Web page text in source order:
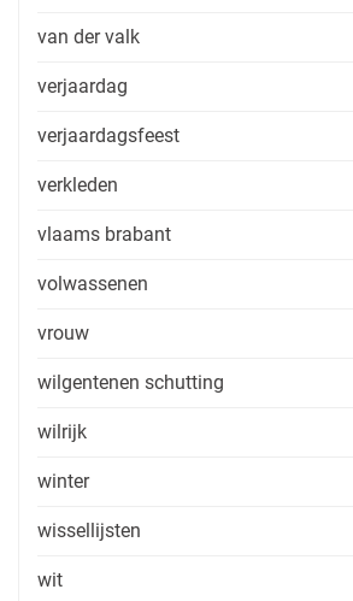
van der valk
verjaardag
verjaardagsfeest
verkleden
vlaams brabant
volwassenen
vrouw
wilgentenen schutting
wilrijk
winter
wissellijsten
wit